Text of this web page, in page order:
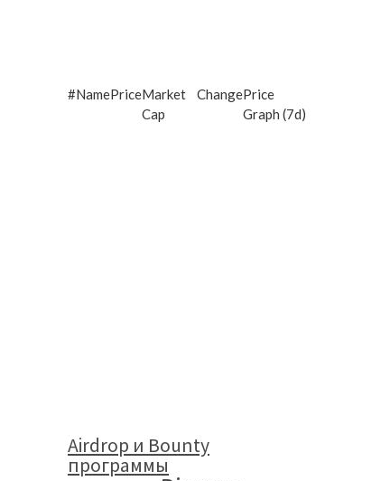
#NamePriceMarket
Cap
ChangePrice
Graph (7d)
Airdrop и Bounty
программы